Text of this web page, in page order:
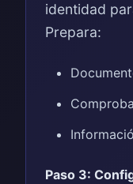
identidad
Prepara:
Paso 3: